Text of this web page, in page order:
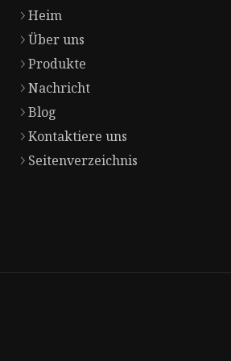
Heim
Über uns
Produkte
Nachricht
Blog
Kontaktiere uns
Seitenverzeichnis